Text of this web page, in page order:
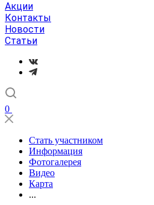
Акции
Контакты
Новости
Статьи
0
Стать участником
Информация
Фотогалерея
Видео
Карта
...